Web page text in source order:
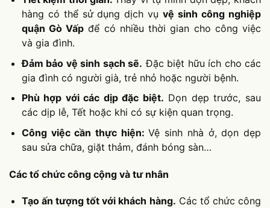
hàng có thể sử dụng dịch vụvệ sinh công nghiệp
quận Gò Vấp để có nhiều thời gian cho công việc
và gia đình.
Đảm bảo vệ sinh sạch sẽ. Đặc biệt hữu ích cho các
gia đình có người già, trẻ nhỏ hoặc người bệnh.
Phù hợp với các dịp đặc biệt. Dọn dẹp trước, sau
các dịp lễ, Tết hoặc khi có sự kiện quan trọng.
Công việc cần thực hiện:Vệ sinh nhà ở, dọn dẹp
sau sửa chữa, giặt thảm, đánh bóng sàn…
Các tổ chức công cộng và tư nhân
Tạo ấn tượng tốt với khách hàng. Các tổ chức công